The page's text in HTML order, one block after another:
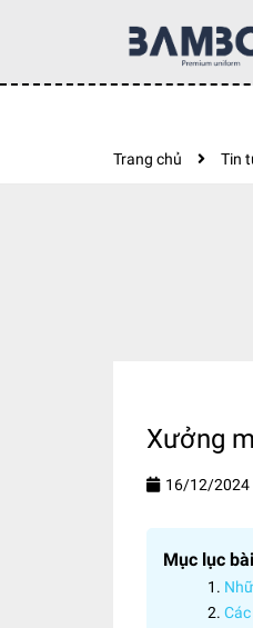
Đặt
Trang chủ Tin
Xưởng
16/12/2024
Mục lục